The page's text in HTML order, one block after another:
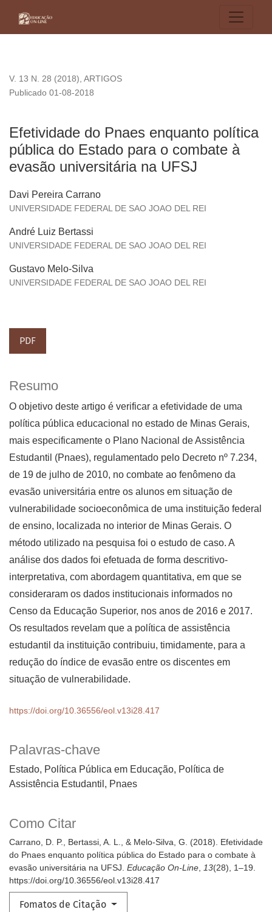
V. 13 N. 28 (2018), ARTIGOS
Efetividade do Pnaes enquanto política
pública do Estado para o combate à
evasão universitária na UFSJ
Publicado 01-08-2018
Davi Pereira Carrano
UNIVERSIDADE FEDERAL DE SAO JOAO DEL REI
André Luiz Bertassi
UNIVERSIDADE FEDERAL DE SAO JOAO DEL REI
Gustavo Melo-Silva
UNIVERSIDADE FEDERAL DE SAO JOAO DEL REI
PDF
Palavras-chave
Estado, Política Pública em Educação, Política de
Assistência Estudantil, Pnaes
Como Citar
Carrano, D. P., Bertassi, A. L., & Melo-Silva, G. (2018). Efetividade
do Pnaes enquanto política pública do Estado para o combate à
evasão universitária na UFSJ. Educação On-Line, 13(28), 1–19.
https://doi.org/10.36556/eol.v13i28.417
Fomatos de Citação
Resumo
O objetivo deste artigo é verificar a efetividade de uma
política pública educacional no estado de Minas Gerais,
mais especificamente o Plano Nacional de Assistência
Estudantil (Pnaes), regulamentado pelo Decreto nº 7.234,
de 19 de julho de 2010, no combate ao fenômeno da
evasão universitária entre os alunos em situação de
vulnerabilidade socioeconômica de uma instituição federal
de ensino, localizada no interior de Minas Gerais. O
método utilizado na pesquisa foi o estudo de caso. A
análise dos dados foi efetuada de forma descritivo-
interpretativa, com abordagem quantitativa, em que se
consideraram os dados institucionais informados no
Censo da Educação Superior, nos anos de 2016 e 2017.
Os resultados revelam que a política de assistência
estudantil da instituição contribuiu, timidamente, para a
redução do índice de evasão entre os discentes em
situação de vulnerabilidade.
https://doi.org/10.36556/eol.v13i28.417